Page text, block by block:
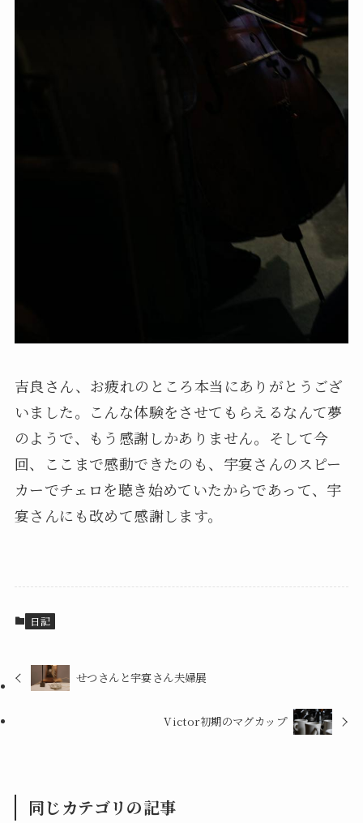
吉良さん、お疲れのところ本当にありがとうござ
いました。こんな体験をさせてもらえるなんて夢
のようで、もう感謝しかありません。そして今
回、ここまで感動できたのも、宇宴さんのスピー
カーでチェロを聴き始めていたからであって、宇
宴さんにも改めて感謝します。
日記
せつさんと宇宴さん夫婦展
Victor初期のマグカップ
同じカテゴリの記事